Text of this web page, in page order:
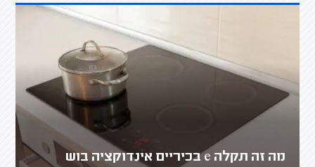
מה זה תקלה e בכיריים אינדוקציה בוש